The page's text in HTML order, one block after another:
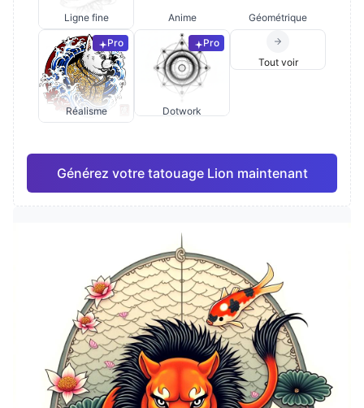
Ligne fine Anime Géométrique
Pro
Réalisme
Pro
Dotwork
Tout voir
Générez votre tatouage Lion maintenant